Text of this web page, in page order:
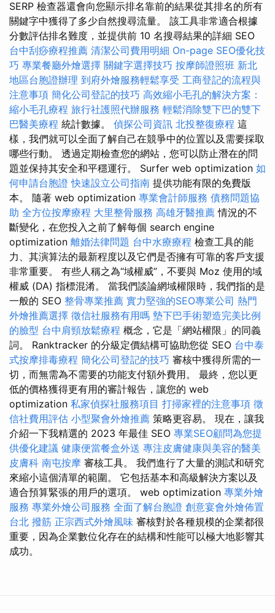
SERP 檢查器還會向您顯示排名靠前的結果從其排名的所有
關鍵字中獲得了多少自然搜尋流量。 該工具非常適合根據
分數評估排名難度，並提供前 10 名搜尋結果的詳細 SEO
台中刮痧療程推薦 清潔公司費用明細 On-page SEO優化技
巧 專業餐廳外燴選擇 關鍵字選擇技巧 按摩師證照班 新北
地區台胞證辦理 到府外燴服務輕鬆享受 工商登記的流程與
注意事項 簡化公司登記的技巧 高效縮小毛孔的解決方案：
縮小毛孔療程 旅行社護照代辦服務 輕鬆消除雙下巴的雙下
巴醫美療程 統計數據。 偵探公司資訊 北投整復療程 這
樣，我們就可以全面了解自己在競爭中的位置以及需要採取
哪些行動。 透過定期檢查您的網站，您可以防止潛在的問
題並保持其安全和平穩運行。 Surfer web optimization 如
何申請台胞證 快速設立公司指南 提供功能有限的免費版
本。 隨著 web optimization 專業會計師服務 債務問題協
助 全方位按摩療程 大里整骨服務 高雄牙醫推薦 情況的不
斷變化，在您投入之前了解每個 search engine
optimization 離婚法律問題 台中水療療程 檢查工具的能
力、其演算法的最新程度以及它們是否擁有可靠的客戶支援
非常重要。 有些人稱之為“域權威”，不要與 Moz 使用的域
權威 (DA) 指標混淆。 當我們談論網域權限時，我們指的是
一般的 SEO 整骨專業推薦 實力堅強的SEO專業公司 熱門
外燴推薦選擇 徵信社服務有用嗎 墊下巴手術塑造完美比例
的臉型 台中肩頸放鬆療程 概念，它是「網站權限」的同義
詞。 Ranktracker 的分級定價結構可協助您從 SEO 台中泰
式按摩排毒療程 簡化公司登記的技巧 審核中獲得所需的一
切，而無需為不需要的功能支付額外費用。 最終，您以更
低的價格獲得更有用的審計報告，讓您的 web
optimization 私家偵探社服務項目 打掃家裡的注意事項 徵
信社費用評估 小型聚會外燴推薦 策略更容易。 現在，讓我
介紹一下我精選的 2023 年最佳 SEO 專業SEO顧問為您提
供優化建議 健康便當餐盒外送 專注皮膚健康與美容的醫美
皮膚科 南屯按摩 審核工具。 我們進行了大量的測試和研究
來縮小這個清單的範圍。 它包括基本和高級解決方案以及
適合預算緊張的用戶的選項。 web optimization 專業外燴
服務 專業外燴公司服務 全面了解台胞證 創意宴會外燴佈置
台北 撥筋 正宗西式外燴風味 審核對於各種規模的企業都很
重要，因為企業數位化存在的結構和性能可以極大地影響其
成功。